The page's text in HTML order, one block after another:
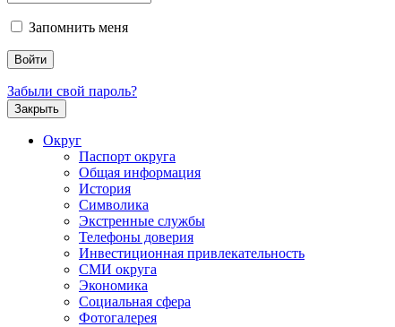
Запомнить меня
Забыли свой пароль?
Закрыть
Округ
Паспорт округа
Общая информация
История
Символика
Экстренные службы
Телефоны доверия
Инвестиционная привлекательность
СМИ округа
Экономика
Социальная сфера
Фотогалерея